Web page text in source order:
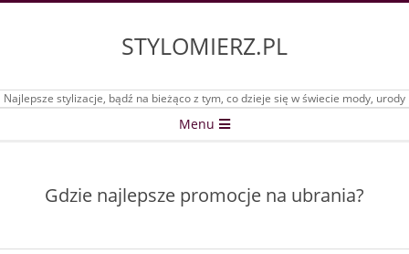
STYLOMIERZ.PL
Najlepsze stylizacje, bądź na bieżąco z tym, co dzieje się w świecie mody, urody
Menu
Gdzie najlepsze promocje na ubrania?